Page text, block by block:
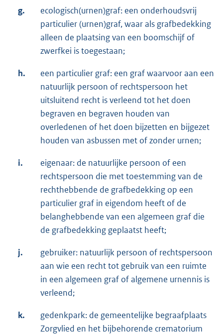
g.
ecologisch(urnen)graf: een onderhoudsvrij
particulier (urnen)graf, waar als grafbedekking
alleen de plaatsing van een boomschijf of
zwerfkei is toegestaan;
h.
een particulier graf: een graf waarvoor aan een
natuurlijk persoon of rechtspersoon het
uitsluitend recht is verleend tot het doen
begraven en begraven houden van
overledenen of het doen bijzetten en bijgezet
houden van asbussen met of zonder urnen;
i.
eigenaar: de natuurlijke persoon of een
rechtspersoon die met toestemming van de
rechthebbende de grafbedekking op een
particulier graf in eigendom heeft of de
belanghebbende van een algemeen graf die
de grafbedekking geplaatst heeft;
j.
gebruiker: natuurlijk persoon of rechtspersoon
aan wie een recht tot gebruik van een ruimte
in een algemeen graf of algemene urnennis is
verleend;
k.
gedenkpark: de gemeentelijke begraafplaats
Zorgvlied en het bijbehorende crematorium